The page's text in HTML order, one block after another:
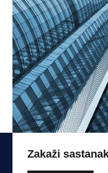
Zakaži